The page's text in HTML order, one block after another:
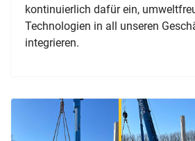
kontinuierlich dafür ein,
Technologien in all unseren
integrieren.